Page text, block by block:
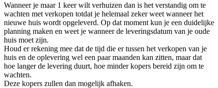
Wanneer je maar 1 keer wilt verhuizen dan is het verstandig om te
wachten met verkopen totdat je helemaal zeker weet wanneer het
nieuwe huis wordt opgeleverd. Op dat moment kun je een duidelijke
planning maken en weet je wanneer de leveringsdatum van je oude
huis moet zijn.
Houd er rekening mee dat de tijd die er tussen het verkopen van je
huis en de oplevering wel een paar maanden kan zitten, maar dat
hoe langer de levering duurt, hoe minder kopers bereid zijn om te
wachten.
Deze kopers zullen dan mogelijk afhaken.